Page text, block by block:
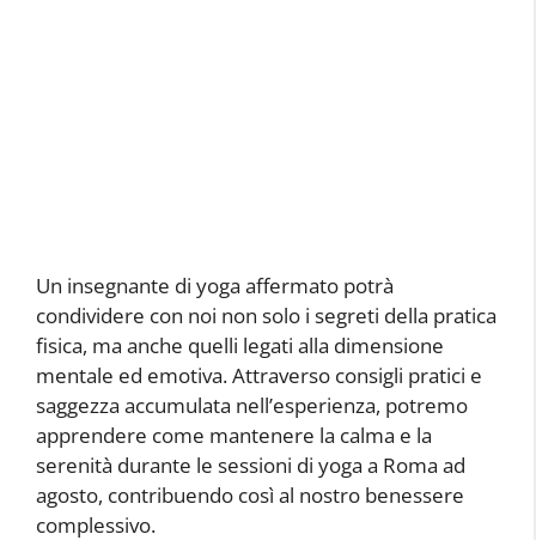
Un insegnante di yoga affermato potrà
condividere con noi non solo i segreti della pratica
fisica, ma anche quelli legati alla dimensione
mentale ed emotiva. Attraverso consigli pratici e
saggezza accumulata nell’esperienza, potremo
apprendere come mantenere la calma e la
serenità durante le sessioni di yoga a Roma ad
agosto, contribuendo così al nostro benessere
complessivo.